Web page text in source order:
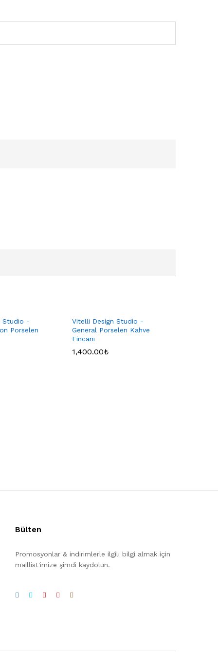
Studio -
Porselen
Vitelli Design Studio -
General Porselen Kahve
Fincanı
1,400.00₺
Bülten
Promosyonlar & indirimlerle ilgili bilgi almak için
maillist'imize şimdi kaydolun.